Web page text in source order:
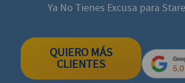
Ya No Tienes Excusa para
QUIERO MÁS
CLIENTES